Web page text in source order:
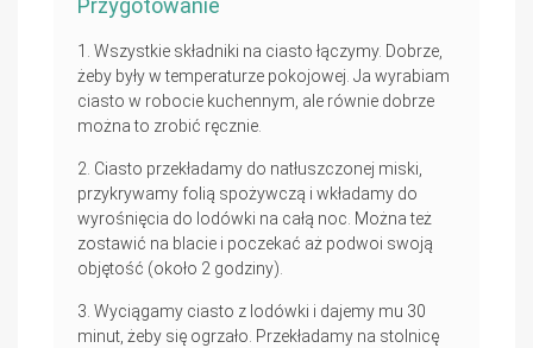
Przygotowanie
Wszystkie składniki na ciasto łączymy. Dobrze,
żeby były w temperaturze pokojowej. Ja wyrabiam
ciasto w robocie kuchennym, ale równie dobrze
można to zrobić ręcznie.
Ciasto przekładamy do natłuszczonej miski,
przykrywamy folią spożywczą i wkładamy do
wyrośnięcia do lodówki na całą noc. Można też
zostawić na blacie i poczekać aż podwoi swoją
objętość (około 2 godziny).
Wyciągamy ciasto z lodówki i dajemy mu 30
minut, żeby się ogrzało. Przekładamy na stolnicę